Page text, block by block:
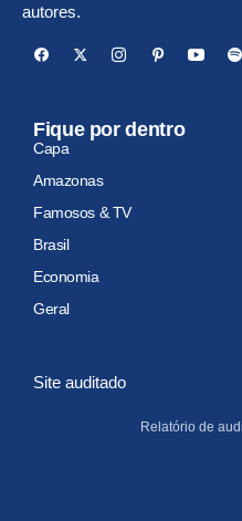
autores.
Fique por dentro
Capa
Amazonas
Famosos & TV
Brasil
Economia
Geral
Site auditado
Relatório de